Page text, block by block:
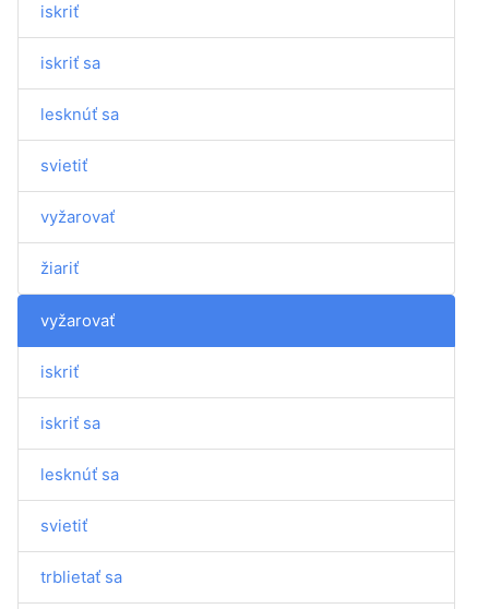
iskriť
iskriť sa
lesknúť sa
svietiť
vyžarovať
žiariť
vyžarovať
iskriť
iskriť sa
lesknúť sa
svietiť
trblietať sa